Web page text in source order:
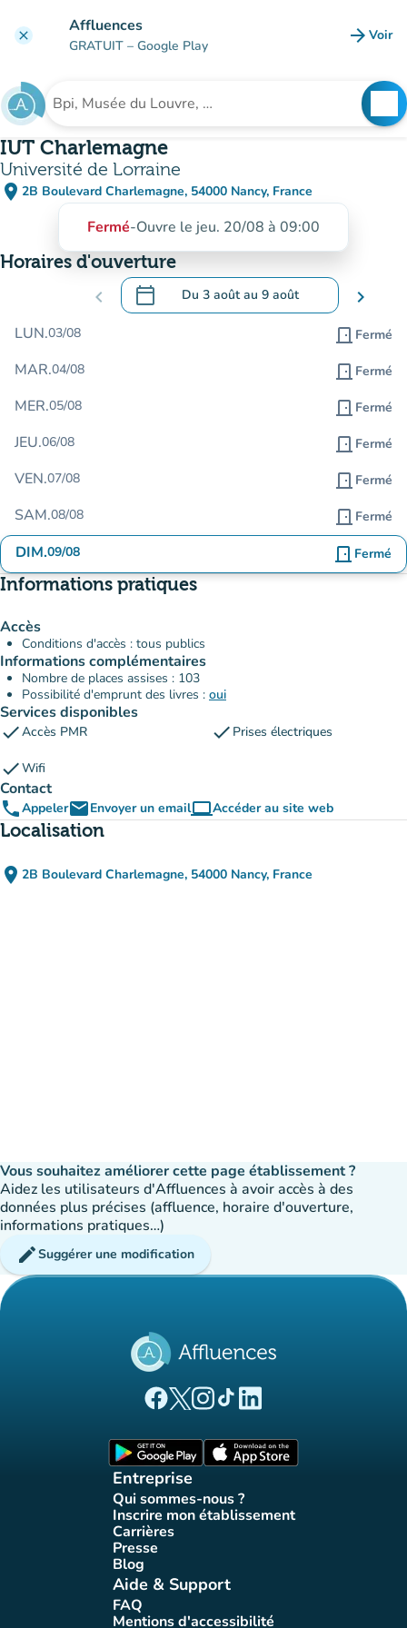
clear Affluences
GRATUIT – Google Play arrow_forward Voir
Rechercher un établissement
IUT Charlemagne
Université de Lorraine
place 2B Boulevard Charlemagne, 54000 Nancy, France
(ouvrir dans Google Maps)
(nouvel onglet)
Fermé-Ouvre le jeu. 20/08 à 09:00
Horaires d'ouverture
chevron_left calendar_today Du 3 aoûtau 9 août
.Ouvrir le calendrier pour changer de
chevron_right
LUN.03/08 door_front Fermé
MAR.04/08 door_front Fermé
MER.05/08 door_front Fermé
JEU.06/08 door_front Fermé
VEN.07/08 door_front Fermé
SAM.08/08 door_front Fermé
DIM.09/08 door_front Fermé
Informations pratiques
Accès
Conditions d'accès : tous publics
Informations complémentaires
Nombre de places assises : 103
Possibilité d'emprunt des livres : oui
Services disponibles
checkAccès PMR check Prises électriques
checkWifi
Contact
phoneAppeleremailEnvoyer un emailcomputerAccéder au site web
(nouvel onglet)
Localisation
place 2B Boulevard Charlemagne, 54000 Nancy, France
(ouvrir dans Google Maps)
(nouvel onglet)
Vous souhaitez améliorer cette page établissement ?
Aidez les utilisateurs d'Affluences à avoir accès à des
données plus précises (affluence, horaire d'ouverture,
informations pratiques…)
editSuggérer une modification
(nouvel onglet)
(nouvel onglet)
(nouvel onglet)
(nouvel onglet)
(nouvel onglet)
Entreprise
Qui sommes-nous ?
(nouvel onglet)
Inscrire mon établissement
(nouvel onglet)
Carrières(nouvel onglet)
Presse(nouvel onglet)
Blog(nouvel onglet)
Aide & Support
FAQ(nouvel onglet)
Mentions d'accessibilité